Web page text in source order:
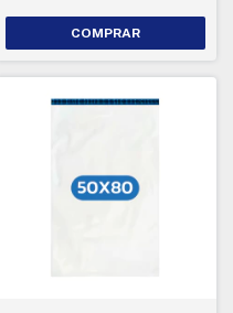
COMPRAR